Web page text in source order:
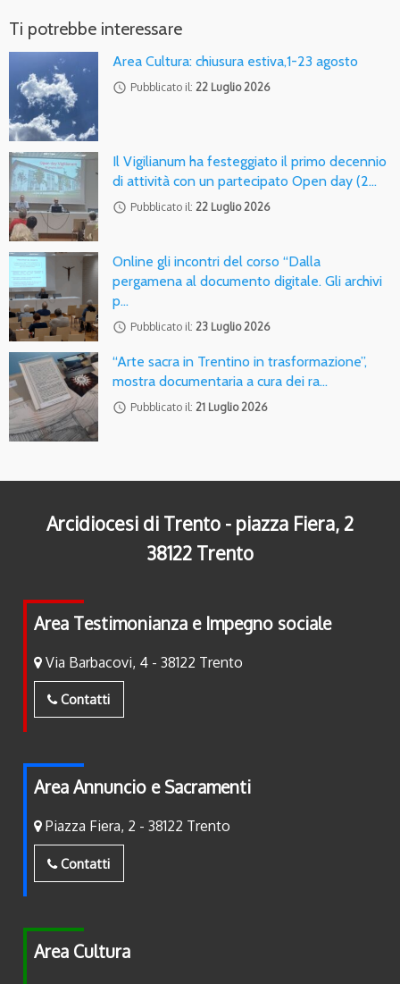
Ti potrebbe interessare
Area Cultura: chiusura estiva,1-23 agosto
access_time Pubblicato il: 22 Luglio 2026
Il Vigilianum ha festeggiato il primo decennio
di attività con un partecipato Open day (2…
access_time Pubblicato il: 22 Luglio 2026
Online gli incontri del corso “Dalla
pergamena al documento digitale. Gli archivi
p…
access_time Pubblicato il: 23 Luglio 2026
“Arte sacra in Trentino in trasformazione”,
mostra documentaria a cura dei ra…
access_time Pubblicato il: 21 Luglio 2026
Arcidiocesi di Trento - piazza Fiera, 2
38122 Trento
Area Testimonianza e Impegno sociale
Via Barbacovi, 4 - 38122 Trento
Contatti
Area Annuncio e Sacramenti
Piazza Fiera, 2 - 38122 Trento
Contatti
Area Cultura